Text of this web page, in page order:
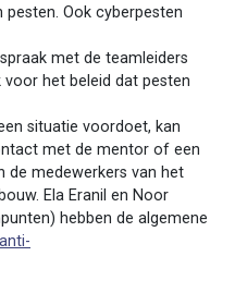
Ook cyberpesten
met de teamleiders
het beleid dat pesten
situatie voordoet, kan
met de mentor of een
de medewerkers van het
Ela Eranil en Noor
hebben de algemene
anti-